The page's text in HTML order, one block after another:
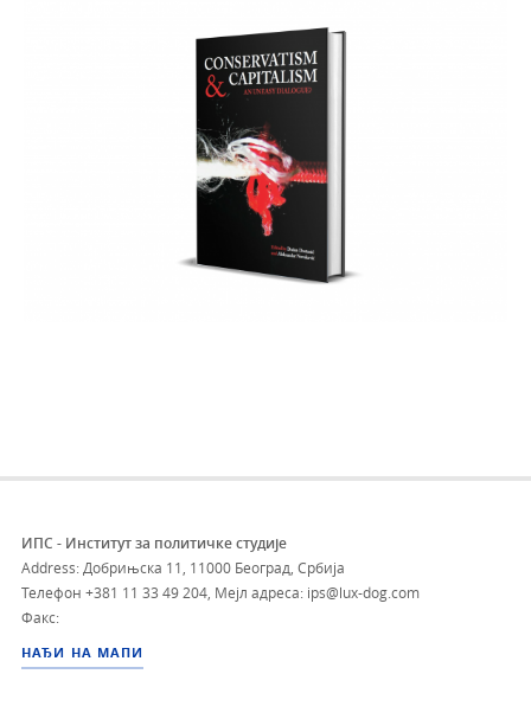
ИПС - Институт за политичке студије
Address: Добрињска 11, 11000 Београд, Србија
Телефон +381 11 33 49 204 Мејл адреса: ips@lux-dog.com
Факс:
НАЂИ НА МАПИ